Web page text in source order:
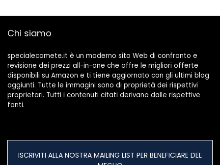
Garage,Bagni,Bian
Chi siamo
specialecomete.it è un moderno sito Web di confronto e
revisione dei prezzi all-in-one che offre le migliori offerte
disponibili su Amazon e ti tiene aggiornato con gli ultimi blog
aggiunti. Tutte le immagini sono di proprietà dei rispettivi
proprietari. Tutti i contenuti citati derivano dalle rispettive
fonti.
ISCRIVITI ALLA NOSTRA MAILING LIST PER BENEFICIARE DEL